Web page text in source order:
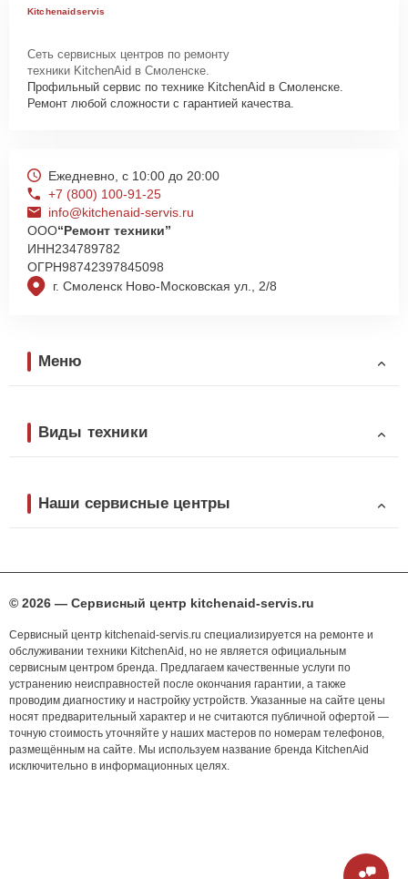
Kitchenaidservis
Сеть сервисных центров по ремонту
техники KitchenAid в Смоленске.
Профильный сервис по технике KitchenAid в Смоленске.
Ремонт любой сложности с гарантией качества.
г. Смоленск Ново-Московская ул., 2/8
Ежедневно, с 10:00 до 20:00
+7 (800) 100-91-25
info@kitchenaid-servis.ru
ООО“Ремонт техники”
ИНН234789782
ОГРН98742397845098
Меню
Виды техники
Наши сервисные центры
© 2026 — Сервисный центр kitchenaid-servis.ru
Сервисный центр kitchenaid-servis.ru специализируется на ремонте и
обслуживании техники KitchenAid, но не является официальным
сервисным центром бренда. Предлагаем качественные услуги по
устранению неисправностей после окончания гарантии, а также
проводим диагностику и настройку устройств. Указанные на сайте цены
носят предварительный характер и не считаются публичной офертой —
точную стоимость уточняйте у наших мастеров по номерам телефонов,
размещённым на сайте. Мы используем название бренда KitchenAid
исключительно в информационных целях.